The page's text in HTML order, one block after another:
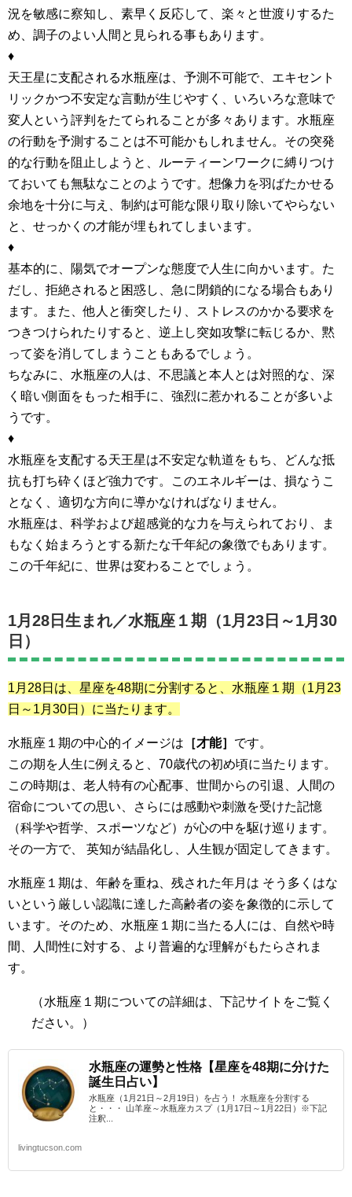
況を敏感に察知し、素早く反応して、楽々と世渡りするた
め、調子のよい人間と見られる事もあります。
♦
天王星に支配される水瓶座は、予測不可能で、エキセント
リックかつ不安定な言動が生じやすく、いろいろな意味で
変人という評判をたてられることが多々あります。水瓶座
の行動を予測することは不可能かもしれません。その突発
的な行動を阻止しようと、ルーティーンワークに縛りつけ
ておいても無駄なことのようです。想像力を羽ばたかせる
余地を十分に与え、制約は可能な限り取り除いてやらない
と、せっかくの才能が埋もれてしまいます。
♦
基本的に、陽気でオープンな態度で人生に向かいます。た
だし、拒絶されると困惑し、急に閉鎖的になる場合もあり
ます。また、他人と衝突したり、ストレスのかかる要求を
つきつけられたりすると、逆上し突如攻撃に転じるか、黙
って姿を消してしまうこともあるでしょう。
ちなみに、水瓶座の人は、不思議と本人とは対照的な、深
く暗い側面をもった相手に、強烈に惹かれることが多いよ
うです。
♦
水瓶座を支配する天王星は不安定な軌道をもち、どんな抵
抗も打ち砕くほど強力です。このエネルギーは、損なうこ
となく、適切な方向に導かなければなりません。
水瓶座は、科学および超感覚的な力を与えられており、ま
もなく始まろうとする新たな千年紀の象徴でもあります。
この千年紀に、世界は変わることでしょう。
1月28日生まれ／水瓶座１期（1月23日～1月30
日）
1月28日は、星座を48期に分割すると、水瓶座１期
（1月23
日～1月30日） に当たります。
水瓶座１期の中心的イメージは ［才能］ です。
この期を人生に例えると、70歳代の初め頃に当たります。
この時期は、老人特有の心配事、世間からの引退、人間の
宿命についての思い、さらには感動や刺激を受けた記憶
（科学や哲学、スポーツなど）が心の中を駆け巡ります。
その一方で、 英知が結晶化し、人生観が固定してきます。
水瓶座１期は、年齢を重ね、残された年月は そう多くはな
いという厳しい認識に達した高齢者の姿を象徴的に示して
います。そのため、水瓶座１期に当たる人には、自然や時
間、人間性に対する、より普遍的な理解がもたらされま
す。
（水瓶座１期についての詳細は、下記サイトをご覧く
ださい。）
水瓶座の運勢と性格【星座を48期に分けた
誕生日占い】
水瓶座（1月21日～2月19日）を占う！ 水瓶座を分割する
と・・・ 山羊座～水瓶座カスプ（1月17日～1月22日）※下記
注釈...
livingtucson.com